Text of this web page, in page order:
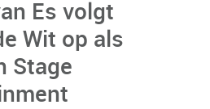
Es volgt
Wit op als
Stage